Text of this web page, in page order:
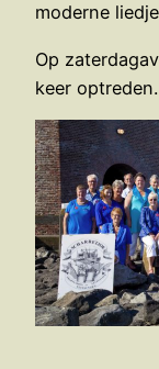
moderne
Op
keer optreden.